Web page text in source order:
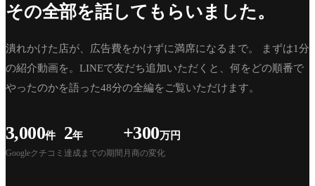
その全部を話してもらいました。
潰れかけた店が、広告費をかけずに満席になるまで。 まずは1分
の紹介動画を。LINEで友だち追加いただくと、何をどの順番で
やったのかを語った48分の全編をご覧いただけます。
3,000件
Googleクチコミ
2年
達成までの期間
+300万円
月商の変化